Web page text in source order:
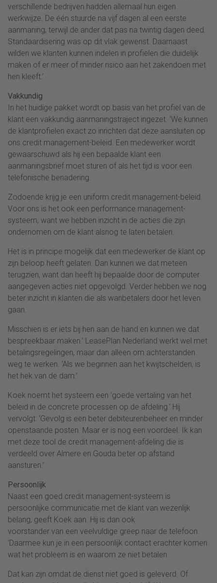
verschillende bedrijven hadden allemaal hun eigen
werkwijze. De één stuurde na vijf dagen al een eerste
aanmaning, terwijl de ander dat pas na twintig dagen deed.
Standaardisering was op dit vlak gewenst. Daarnaast
wilden we klanten kunnen indelen in profielen die duidelijk
maken of er meer of minder risico aan het zakendoen met
hen kleeft.’
Vakkundig
In het huidige pakket wordt op basis van het profiel van de
klant een vakkundig aanmaningstraject ingezet. ‘We kunnen
de klantprofielen exact zo inrichten dat deze aansluiten op
ons credit management-beleid. Een medewerker wordt
gewaarschuwd als hij een bepaalde klant een
aanmaningsbrief moet sturen of als het tijd is voor een
telefonische benadering.
Zodoende krijg je een uniform credit management-beleid.
Voor ons is het ook een performance management-
systeem, want we hebben inzicht in de acties die zijn
ondernomen om de klant alsnog te laten betalen.
Het is in principe mogelijk dat een medewerker de klant op
zijn beloop heeft gelaten. Dan kunnen we dat meteen
terugzien, want dan heeft hij bepaalde door de computer
aangegeven acties niet opgevolgd. Verder hebben we nog
beter inzicht in klanten die als wanbetalers door het leven
gaan.
Misschien is er iets bij hen aan de hand en kunnen we dat
bespreekbaar maken.’ LeasePlan Nederland werkt wel met
betalingsregelingen, maar dan alleen om achterstanden
weg te werken. ‘Als we beginnen aan het kwijtschelden, is
het hek van de dam.’
Koek noemt het systeem een ‘goede vertaling van het
beleid in de concrete processen op de afdeling.’ Hij
vervolgt: ‘Gevolg is een beter debiteurenbeheer en minder
openstaande posten. Maar er is nog een voordeel. Ik kan
met deze tool de credit management-afdeling die is
verdeeld over Almere en Gouda beter op afstand
aansturen.’
Persoonlijk
Naast een goed credit management-systeem is
persoonlijke communicatie met de klant van wezenlijk
belang, geeft Koek aan. Hij is dan ook
voorstander van een veelvuldige greep naar de telefoon.
‘Daarmee kun je in een persoonlijk contact erachter komen
wat het probleem is en waarom ze niet betalen.
Dat kan zijn omdat de dienst niet goed is geleverd. Of